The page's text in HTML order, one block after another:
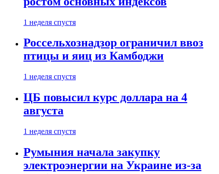
1 неделя спустя
Россельхознадзор ограничил ввоз
птицы и яиц из Камбоджи
1 неделя спустя
ЦБ повысил курс доллара на 4
августа
1 неделя спустя
Румыния начала закупку
электроэнергии на Украине из-за